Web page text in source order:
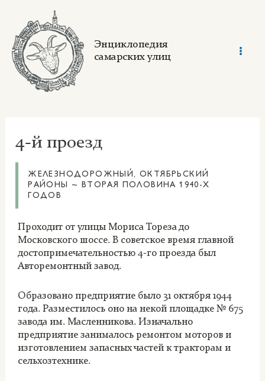
content
Энциклопедия
самарских улиц
4-й проезд
ЖЕЛЕЗНОДОРОЖНЫЙ, ОКТЯБРЬСКИЙ
РАЙОНЫ ~ ВТОРАЯ ПОЛОВИНА 1940-Х
ГОДОВ
Проходит от улицы Мориса Тореза до
Московского шоссе. В советское время главной
достопримечательностью 4-го проезда был
Авторемонтный завод.
Образовано предприятие было 31 октября 1944
года. Разместилось оно на некой площадке № 675
завода им. Масленникова. Изначально
предприятие занималось ремонтом моторов и
изготовлением запасных частей к тракторам и
сельхозтехнике.